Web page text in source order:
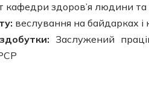
кафедри здоров’я людини та
веслування на байдарках і
Заслужений